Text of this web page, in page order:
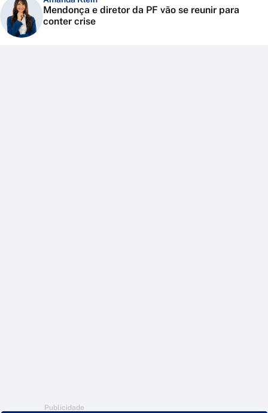
Mendonça e diretor da PF vão se reunir para
conter crise
Publicidade